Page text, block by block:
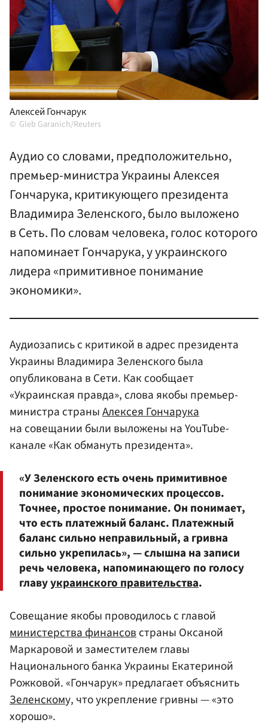
Алексей Гончарук
Gleb Garanich/Reuters
Аудио со словами, предположительно,
премьер-министра Украины Алексея
Гончарука, критикующего президента
Владимира Зеленского, было выложено
в Сеть. По словам человека, голос которого
напоминает Гончарука, у украинского
лидера «примитивное понимание
экономики».
Аудиозапись с критикой в адрес президента
Украины Владимира Зеленского была
опубликована в Сети. Как сообщает
«Украинская правда», слова якобы премьер-
министра страныАлексея Гончарука
на совещании были выложены на YouTube-
канале «Как обмануть президента».
«У Зеленского есть очень примитивное
понимание экономических процессов.
Точнее, простое понимание. Он понимает,
что есть платежный баланс. Платежный
баланс сильно неправильный, а гривна
сильно укрепилась», — слышна на записи
речь человека, напоминающего по голосу
главуукраинского правительства.
Совещание якобы проводилось с главой
министерства финансовстраны Оксаной
Маркаровой и заместителем главы
Национального банка Украины Екатериной
Рожковой. «Гончарук» предлагает объяснить
Зеленскому, что укрепление гривны — «это
хорошо».